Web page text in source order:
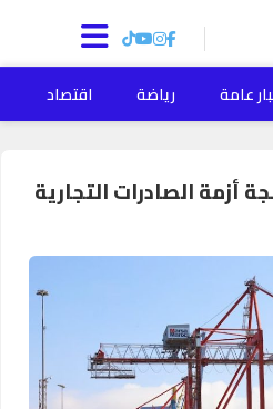
عامة رياضة اقتصاد
أزمة الصادرات التجارية